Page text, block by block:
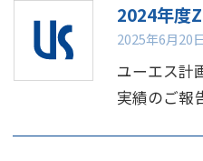
2024年度
2025年6月20
ユーエス計
実績のご報